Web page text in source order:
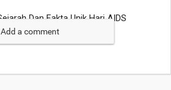
Add a comment